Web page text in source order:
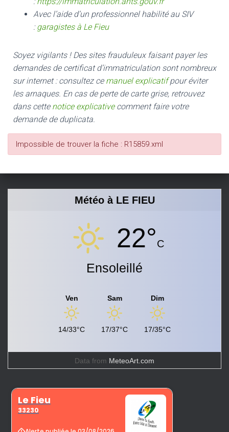
Avec l’aide d’un professionnel habilité au SIV
: garagistes à Le Fieu
Soyez vigilants ! Des sites frauduleux faisant payer les
demandes de certificat d’immatriculation sont nombreux
sur internet : consultez ce manuel explicatifpour éviter
les arnaques. En cas de perte de carte grise, retrouvez
dans cette notice explicativecomment faire votre
demande de duplicata.
Impossible de trouver la fiche : R15859.xml
Météo à LE FIEU
22°C
Ensoleillé
Ven
14/33°C
Sam
17/37°C
Dim
17/35°C
Data from MeteoArt.com